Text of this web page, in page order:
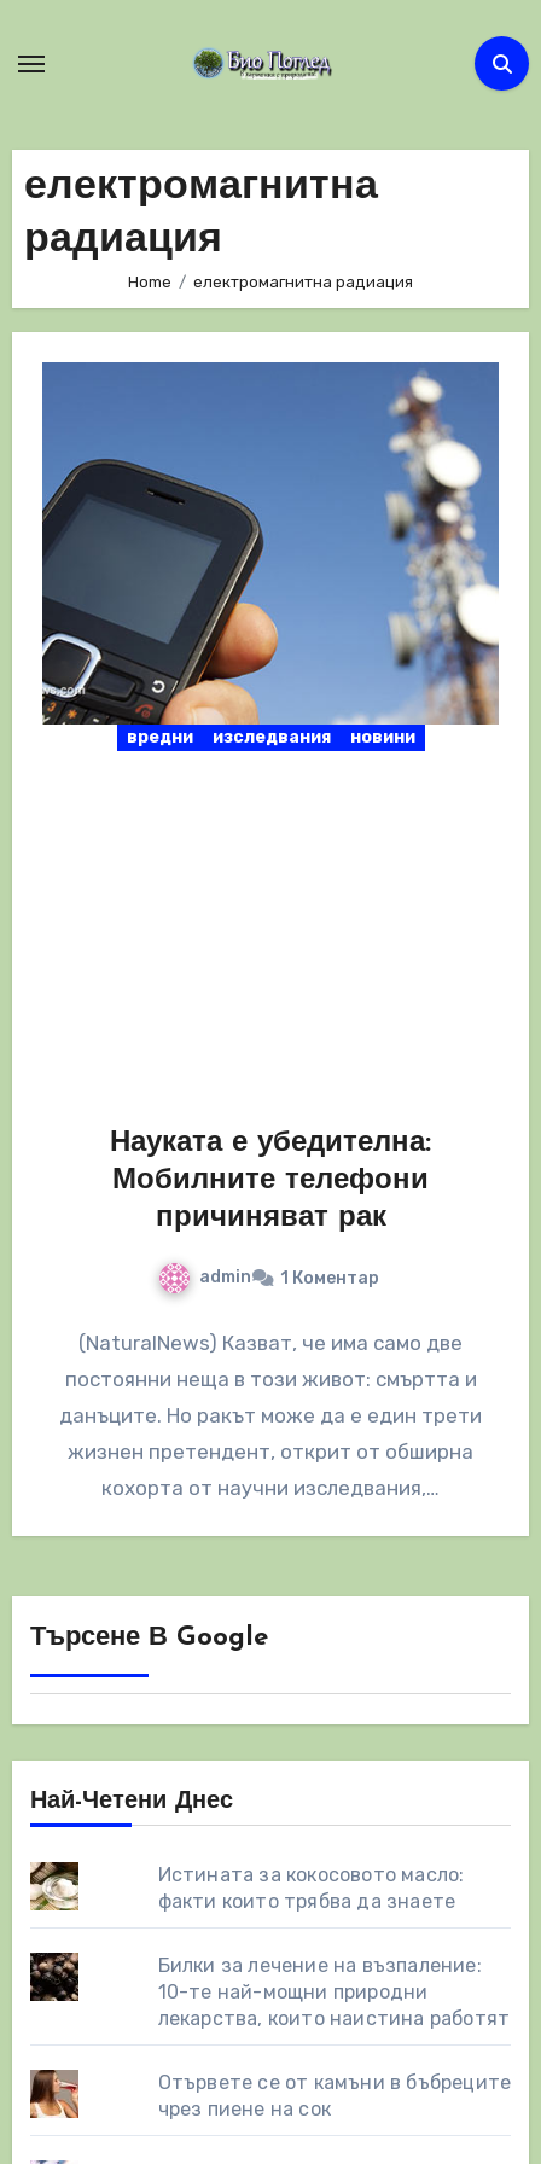
електромагнитна
радиация
Home електромагнитна радиация
вредни изследвания новини
Науката е убедителна:
Мобилните телефони
причиняват рак
admin 1 Коментар
(NaturalNews) Казват, че има само две
постоянни неща в този живот: смъртта и
данъците. Но ракът може да е един трети
жизнен претендент, открит от обширна
кохорта от научни изследвания,…
Търсене В Google
Най-Четени Днес
Истината за кокосовото масло:
факти които трябва да знаете
Билки за лечение на възпаление:
10-те най-мощни природни
лекарства, които наистина работят
Отървете се от камъни в бъбреците
чрез пиене на сок